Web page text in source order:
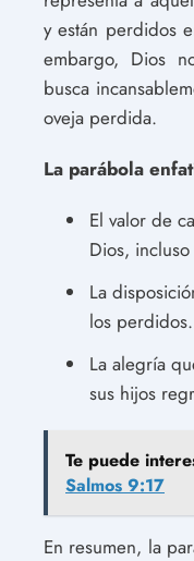
y están perdidos
embargo, Dios
busca
oveja perdida.
La parábola
El valor de
Dios,
La
los perdidos.
La alegría
sus hijos
Te puede
Salmos 9:17
En resumen, la